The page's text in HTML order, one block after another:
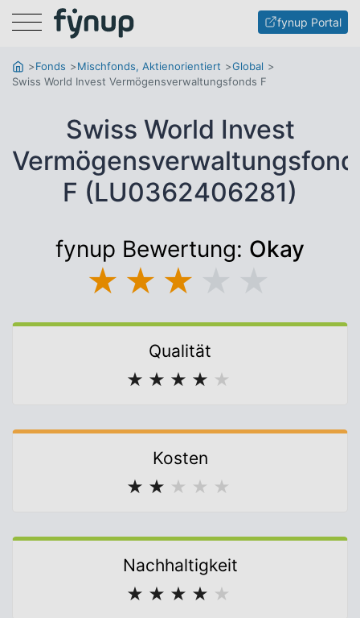
Menu fynup Portal
Fonds Mischfonds, Aktienorientiert
Global
Swiss World Invest Vermögensverwaltungsfonds F
Swiss World Invest
F (LU0362406281)
fynup Bewertung: Okay
★ ★ ★
Qualität
★ ★ ★ ★ ★
Kosten
★ ★ ★ ★ ★
Nachhaltigkeit
★ ★ ★ ★ ★